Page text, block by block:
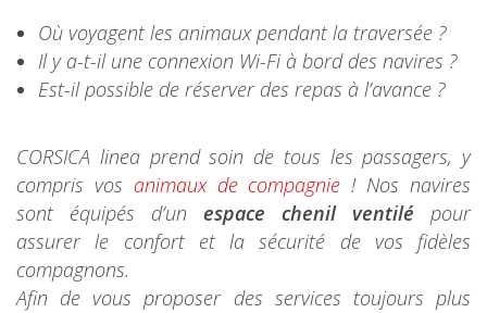
Où voyagent les animaux pendant la traversée ?
Il y a-t-il une connexion Wi-Fi à bord des navires ?
Est-il possible de réserver des repas à l’avance ?
CORSICA linea prend soin de tous les passagers, y
compris vos animaux de compagnie ! Nos navires
sont équipés d’un espace chenil ventilé pour
assurer le confort et la sécurité de vos fidèles
compagnons.
Afin de vous proposer des services toujours plus